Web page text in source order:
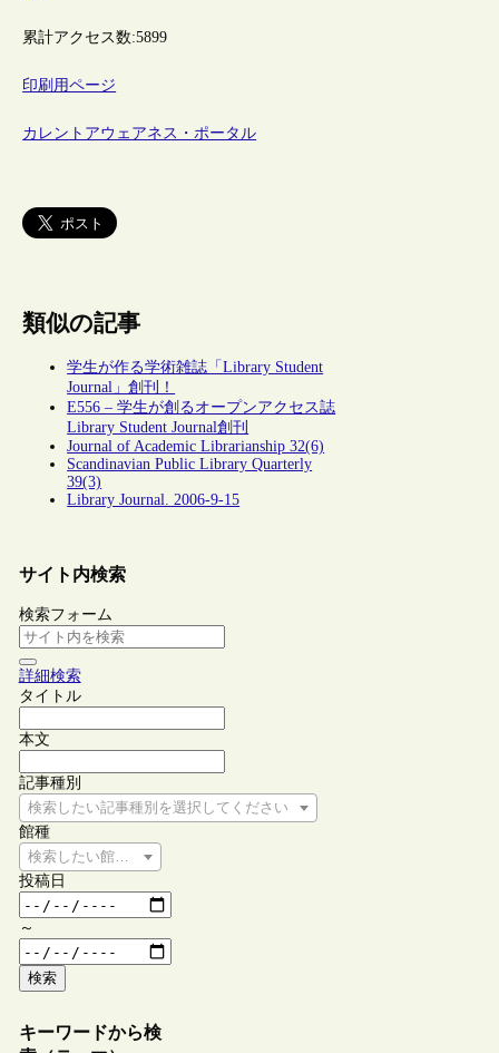
累計アクセス数:5899
印刷用ページ
カレントアウェアネス・ポータル
類似の記事
学生が作る学術雑誌「Library Student
Journal」創刊！
E556 – 学生が創るオープンアクセス誌
Library Student Journal創刊
Journal of Academic Librarianship 32(6)
Scandinavian Public Library Quarterly
39(3)
Library Journal. 2006-9-15
サイト内検索
検索フォーム
詳細検索
タイトル
本文
記事種別
検索したい記事種別を選択してください
館種
検索したい館種を選択してください
投稿日
～
検索
キーワードから検